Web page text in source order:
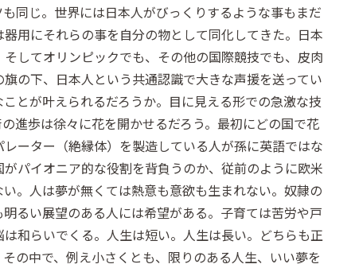
同じ。世界には日本人がびっくりするような事もまだ
用にそれらの事を自分の物として同化してきた。日本
してオリンピックでも、その他の国際競技でも、皮肉
の下、日本人という共通認識で大きな声援を送ってい
とが叶えられるだろうか。目に見える形での急激な技
進歩は徐々に花を開かせるだろう。最初にどの国で花
ーター（絶縁体）を製造している人が孫に英語ではな
パイオニア的な役割を背負うのか、従前のように欧米
。人は夢が無くては熱意も意欲も生まれない。奴隷の
るい展望のある人には希望がある。子育ては苦労や戸
和らいでくる。人生は短い。人生は長い。どちらも正
の中で、例え小さくとも、限りのある人生、いい夢を